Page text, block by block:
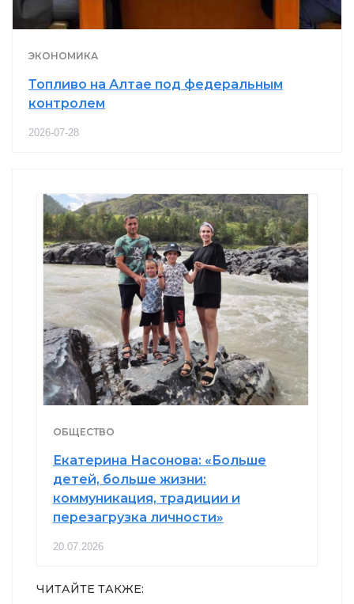
ЭКОНОМИКА
Топливо на Алтае под федеральным
контролем
2026-07-28
ОБЩЕСТВО
Екатерина Насонова: «Больше
детей, больше жизни:
коммуникация, традиции и
перезагрузка личности»
20.07.2026
ЧИТАЙТЕ ТАКЖЕ: